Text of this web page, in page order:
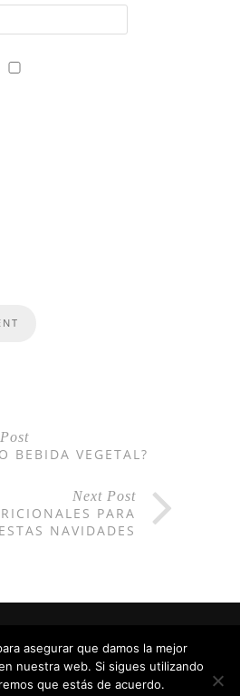
BEBIDA VEGETAL?
Next Post
PARA
ESTAS NAVIDADES
en Barcelona
asegurar que damos la mejor
nuestra web. Si sigues utilizando
que estás de acuerdo.